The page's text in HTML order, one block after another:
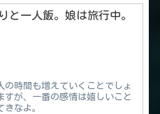
と一人飯。娘は旅行中。
時間も増えていくことでしょ
すが、一番の感情は嬉しいこと
なよ。